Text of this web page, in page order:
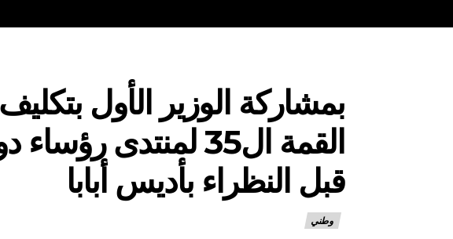
بمشاركة الوزير الأول
القمة ال35 لمنتدى
قبل النظراء بأديس أبابا
وطني